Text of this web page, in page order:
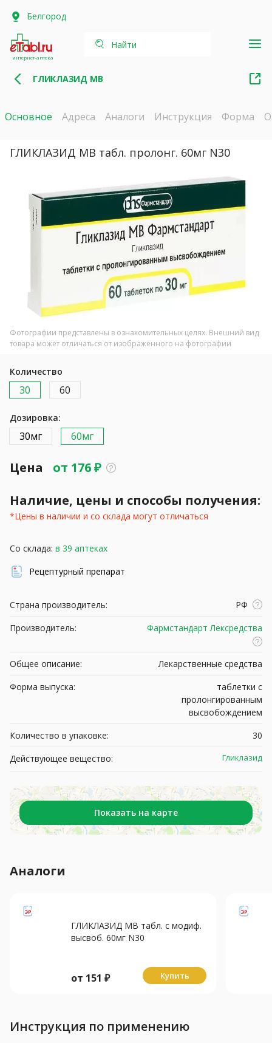
Белгород
интернет-аптека
Найти
ГЛИКЛАЗИД МВ
Основное Адреса Аналоги Инструкция Форма
ГЛИКЛАЗИД МВ табл. пролонг. 60мг N30
Фотографии представлены в ознакомительных целях. Внешний вид
товара может отличаться от изображенного на фотографии
Количество
30 60
Дозировка:
30мг 60мг
Цена от 176₽
Наличие, цены и способы получения:
*Цены в наличии и со склада могут отличаться
Со склада: в 39 аптеках
Рецептурный препарат
Страна производитель:
РФ
Производитель:
Фармстандарт Лексредства
Общее описание:
Лекарственные средства
Форма выпуска:
таблетки с
пролонгированным
высвобождением
Количество в упаковке:
30
Действующее вещество:
Гликлазид
Показать на карте
Аналоги
ГЛИКЛАЗИД МВ табл. с модиф.
высвоб. 60мг N30
от 151 ₽ Купить
Инструкция по применению